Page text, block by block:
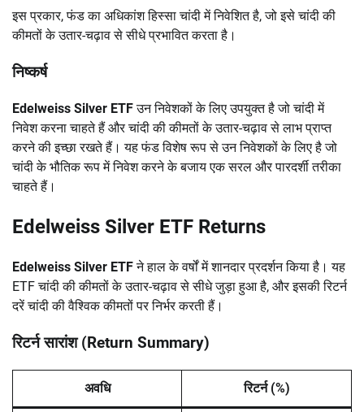
इस प्रकार, फंड का अधिकांश हिस्सा चांदी में निवेशित है, जो इसे चांदी की
कीमतों के उतार-चढ़ाव से सीधे प्रभावित करता है।
निष्कर्ष
Edelweiss Silver ETFउन निवेशकों के लिए उपयुक्त है जो चांदी में
निवेश करना चाहते हैं और चांदी की कीमतों के उतार-चढ़ाव से लाभ प्राप्त
करने की इच्छा रखते हैं। यह फंड विशेष रूप से उन निवेशकों के लिए है जो
चांदी के भौतिक रूप में निवेश करने के बजाय एक सरल और पारदर्शी तरीका
चाहते हैं।
Edelweiss Silver ETF Returns
Edelweiss Silver ETFने हाल के वर्षों में शानदार प्रदर्शन किया है। यह
ETF चांदी की कीमतों के उतार-चढ़ाव से सीधे जुड़ा हुआ है, और इसकी रिटर्न
दरें चांदी की वैश्विक कीमतों पर निर्भर करती हैं।
रिटर्न सारांश (Return Summary)
अवधि रिटर्न (%)